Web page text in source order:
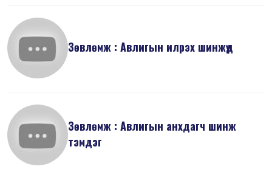
Зөвлөмж : Авлигын илрэх шинжүүд
Зөвлөмж : Авлигын анхдагч шинж
тэмдэг